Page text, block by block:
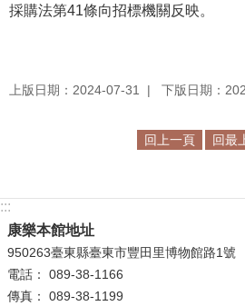
採購法第41條向招標機關反映。
上版日期：2024-07-31 下版日期：
回上一頁 回最
:::
康樂本館地址
950263臺東縣臺東市豐田里博物館路1號
電話： 089-38-1166
傳真： 089-38-1199